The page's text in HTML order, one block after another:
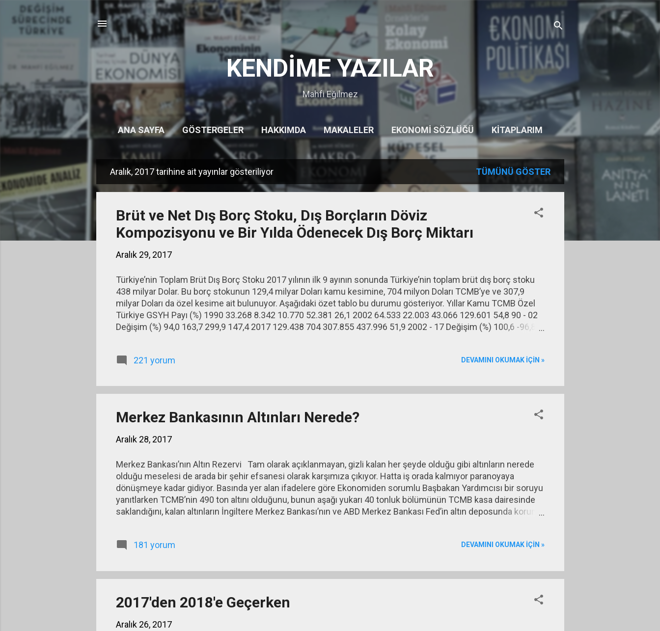
Ana içeriğe atla
KENDİME YAZILAR
Mahfi Eğilmez
ANA SAYFA GÖSTERGELER HAKKIMDA MAKALELER EKONOMI SÖZLÜĞÜ KITAPLARIM
HITITLER GEZILERIM DIĞER… UYARI
a
ı
t
Aralık, 2017 tarihine ait yayınlar gösteriliyor TÜMÜNÜ GÖSTER
Brüt ve Net Dış Borç Stoku, Dış Borçların Döviz
Kompozisyonu ve Bir Yılda Ödenecek Dış Borç Miktarı
Aralık 29, 2017
Türkiye’nin Toplam Brüt Dış Borç Stoku 2017 yılının ilk 9 ayının sonunda Türkiye’nin toplam brüt dış borç stoku
438 milyar Dolar. Bu borç stokunun 129,4 milyar Doları kamu kesimine, 704 milyon Doları TCMB’ye ve 307,9
milyar Doları da özel kesime ait bulunuyor. Aşağıdaki özet tablo bu durumu gösteriyor. Yıllar Kamu TCMB Özel
Türkiye GSYH Payı (%) 1990 33.268 8.342 10.770 52.381 26,1 2002 64.533 22.003 43.066 129.601 54,8 90 - 02
Değişim (%) 94,0 163,7 299,9 147,4 2017 129.438 704 307.855 437.996 51,9 2002 - 17 Değişim (%) 100,6 -96,8
221 yorum DEVAMINI OKUMAK IÇIN »
Merkez Bankasının Altınları Nerede?
Aralık 28, 2017
Merkez Bankası’nın Altın Rezervi Tam olarak açıklanmayan, gizli kalan her şeyde olduğu gibi altınların nerede
olduğu meselesi de arada bir şehir efsanesi olarak karşımıza çıkıyor. Hatta iş orada kalmıyor paranoyaya
dönüşmeye kadar gidiyor. Basında yer alan ifadelere göre Ekonomiden sorumlu Başbakan Yardımcısı bir soruyu
yanıtlarken TCMB’nin 490 ton altını olduğunu, bunun aşağı yukarı 40 tonluk bölümünün TCMB kasa dairesinde
saklandığını, kalan altınların İngiltere Merkez Bankası’nın ve ABD Merkez Bankası Fed’in altın deposunda koruma
olarak tutuluyormuş.” İkinci Dünya Savaşı sonrasında bazı ülkeler altın rezervlerini kendi ülkeleri dışında özellikle
181 yorum DEVAMINI OKUMAK IÇIN »
2017'den 2018'e Geçerken
Aralık 26, 2017